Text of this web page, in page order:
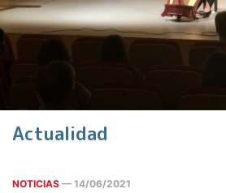
Actualidad
NOTICIAS — 14/06/2021